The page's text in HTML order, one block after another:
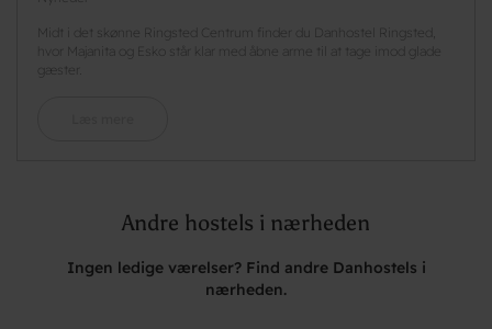
Midt i det skønne Ringsted Centrum finder du Danhostel Ringsted,
hvor Majanita og Esko står klar med åbne arme til at tage imod glade
gæster.
Andre hostels i nærheden
Ingen ledige værelser? Find andre Danhostels i
nærheden.